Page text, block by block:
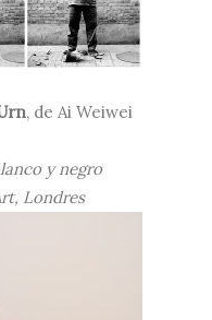
, de Ai Weiwei
y negro
Londres